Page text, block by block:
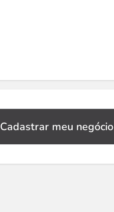
Cadastrar meu negócio